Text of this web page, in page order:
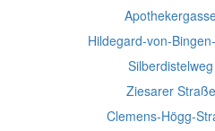
Hildegard-von-
Ziesarer
Clemens-Högg-